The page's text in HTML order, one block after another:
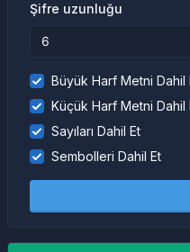
Şifre uzunluğu
Büyük Harf Metni Dahil
Küçük Harf Metni Dahil
Sayıları Dahil Et
Sembolleri Dahil Et